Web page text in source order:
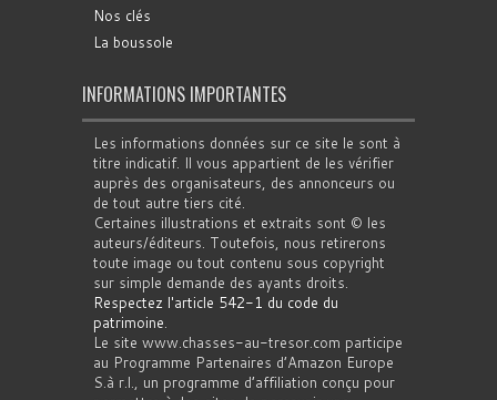
Nos clés
La boussole
INFORMATIONS IMPORTANTES
Les informations données sur ce site le sont à
titre indicatif. Il vous appartient de les vérifier
auprès des organisateurs, des annonceurs ou
de tout autre tiers cité.
Certaines illustrations et extraits sont © les
auteurs/éditeurs. Toutefois, nous retirerons
toute image ou tout contenu sous copyright
sur simple demande des ayants droits.
Respectez l'article 542-1 du code du
patrimoine.
Le site www.chasses-au-tresor.com participe
au Programme Partenaires d’Amazon Europe
S.à r.l., un programme d’affiliation conçu pour